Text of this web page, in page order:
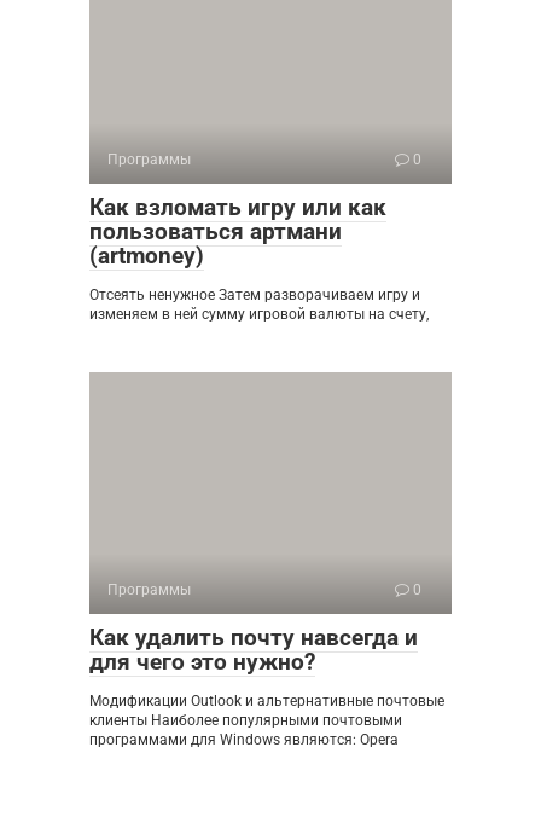
Программы 0
Как взломать игру или как
пользоваться артмани
(artmoney)
Отсеять ненужное Затем разворачиваем игру и
изменяем в ней сумму игровой валюты на счету,
Программы 0
Как удалить почту навсегда и
для чего это нужно?
Модификации Outlook и альтернативные почтовые
клиенты Наиболее популярными почтовыми
программами для Windows являются: Opera